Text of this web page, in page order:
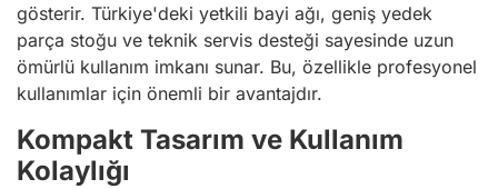
gösterir. Türkiye'deki yetkili bayi ağı, geniş yedek
parça stoğu ve teknik servis desteği sayesinde uzun
ömürlü kullanım imkanı sunar. Bu, özellikle profesyonel
kullanımlar için önemli bir avantajdır.
Kompakt Tasarım ve Kullanım
Kolaylığı